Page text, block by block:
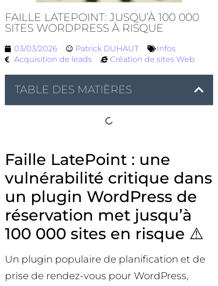
FAILLE LATEPOINT: JUSQU’À 100 000
SITES WORDPRESS À RISQUE
03/03/2026 Patrick DUHAUT
Infos
Acquisition de leads
Création de sites Web
TABLE DES MATIÈRES
Faille LatePoint : une
vulnérabilité critique dans
un plugin WordPress de
réservation met jusqu’à
100 000 sites en risque ⚠️
Un plugin populaire de planification et de
prise de rendez-vous pour WordPress,